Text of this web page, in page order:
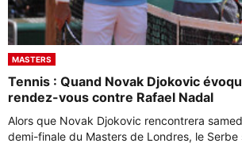
MASTERS
Tennis : Quand Novak Djokovic
rendez-vous contre Rafael Nadal
Alors que Novak Djokovic rencontrera
demi-finale du Masters de Londres, le Serbe